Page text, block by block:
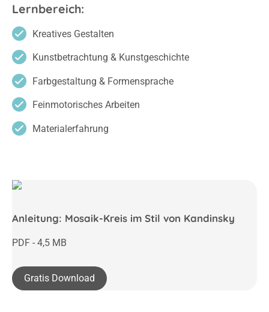
Lernbereich:
Kreatives Gestalten
Kunstbetrachtung & Kunstgeschichte
Farbgestaltung & Formensprache
Feinmotorisches Arbeiten
Materialerfahrung
Anleitung: Mosaik-Kreis im Stil von Kandinsky
PDF - 4,5 MB
Gratis Download